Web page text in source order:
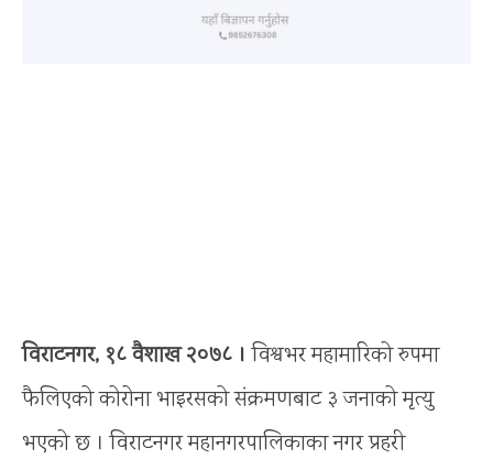
विराटनगर, १८ वैशाख २०७८ । विश्वभर महामारिको रुपमा
फैलिएको कोरोना भाइरसको संक्रमणबाट ३ जनाको मृत्यु
भएको छ । विराटनगर महानगरपालिकाका नगर प्रहरी